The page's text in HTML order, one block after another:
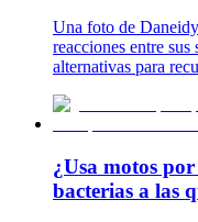
Una foto de
reacciones entre sus
alternativas para
¿Usa motos
bacterias a las